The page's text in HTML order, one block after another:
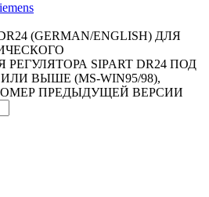
(GERMAN/ENGLISH) ДЛЯ
SIPART DR24 ПОД
ИЛИ ВЫШЕ (MS-WIN95/98),
ПРЕДЫДУЩЕЙ ВЕРСИИ